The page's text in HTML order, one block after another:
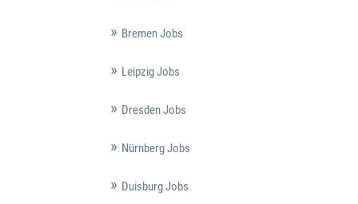
Bremen Jobs
Leipzig Jobs
Dresden Jobs
Nürnberg Jobs
Duisburg Jobs